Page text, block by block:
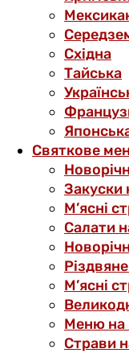
Східна
Тайська
Святкове
Закуски
М’ясні
Салати
М’ясні
Меню на
Страви